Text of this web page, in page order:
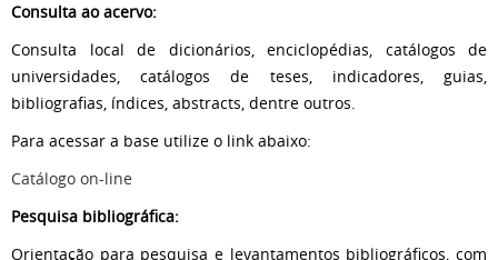
Consulta ao acervo:
Consulta local de dicionários, enciclopédias, catálogos de
universidades, catálogos de teses, indicadores, guias,
bibliografias, índices, abstracts, dentre outros.
Para acessar a base utilize o link abaixo:
Catálogo on-line
Pesquisa bibliográfica:
Orientação para pesquisa e levantamentos bibliográficos, com